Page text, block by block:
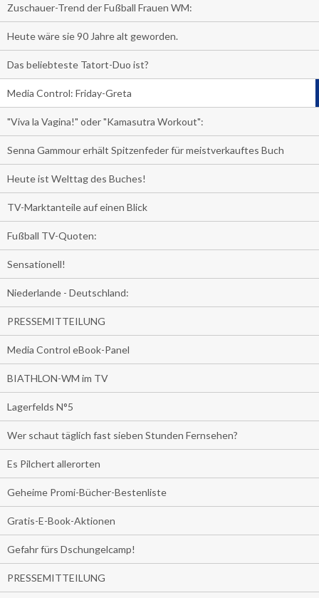
Zuschauer-Trend der Fußball Frauen WM:
Heute wäre sie 90 Jahre alt geworden.
Das beliebteste Tatort-Duo ist?
Media Control: Friday-Greta
"Viva la Vagina!" oder "Kamasutra Workout":
Senna Gammour erhält Spitzenfeder für meistverkauftes Buch
Heute ist Welttag des Buches!
TV-Marktanteile auf einen Blick
Fußball TV-Quoten:
Sensationell!
Niederlande - Deutschland:
PRESSEMITTEILUNG
Media Control eBook-Panel
BIATHLON-WM im TV
Lagerfelds N°5
Wer schaut täglich fast sieben Stunden Fernsehen?
Es Pilchert allerorten
Geheime Promi-Bücher-Bestenliste
Gratis-E-Book-Aktionen
Gefahr fürs Dschungelcamp!
PRESSEMITTEILUNG